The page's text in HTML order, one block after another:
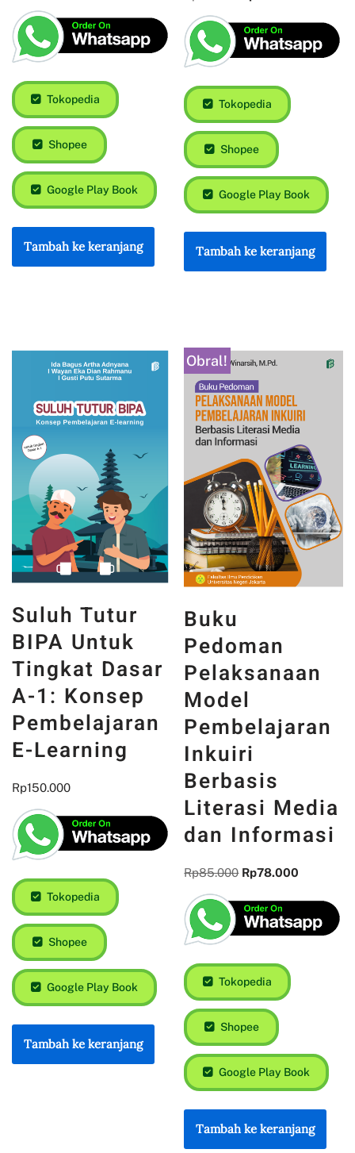
Tokopedia
Shopee
Google Play Book
Tambah ke keranjang
Tokopedia
Shopee
Google Play Book
Tambah ke keranjang
Suluh Tutur
BIPA Untuk
Tingkat Dasar
A-1: Konsep
Pembelajaran
E-Learning
Rp150.000
Tokopedia
Shopee
Google Play Book
Tambah ke keranjang
Obral!
Buku
Pedoman
Pelaksanaan
Model
Pembelajaran
Inkuiri
Berbasis
Literasi Media
dan Informasi
Rp85.000 Rp78.000
Tokopedia
Shopee
Google Play Book
Tambah ke keranjang